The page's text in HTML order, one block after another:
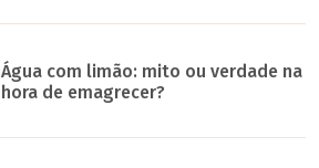
Água com limão: mito ou verdade na
hora de emagrecer?